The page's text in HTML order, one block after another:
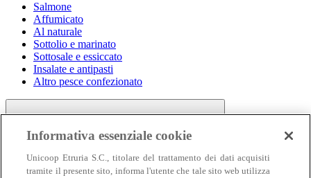
Salmone
Affumicato
Al naturale
Sottolio e marinato
Sottosale e essiccato
Insalate e antipasti
Altro pesce confezionato
Informativa essenziale cookie
Unicoop Etruria S.C., titolare del trattamento dei dati acquisiti
tramite il presente sito, informa l'utente che tale sito web utilizza